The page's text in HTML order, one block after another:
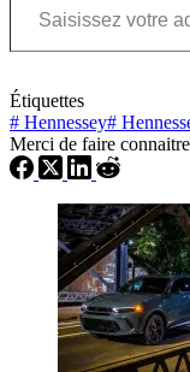
Étiquettes
# Hennessey#
Merci de faire connaitre